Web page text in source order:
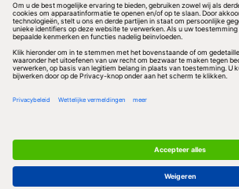
Redactionele partner
Algemene Voorwaarden & Copyrights